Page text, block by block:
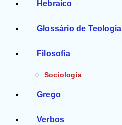
Hebraico
Glossário de Teologia
Filosofia
Sociologia
Grego
Verbos